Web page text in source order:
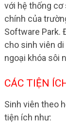
với hệ thống cơ
chính của
Software Park.
cho sinh viên
ngoại khóa sôi
CÁC TIỆN
Sinh viên theo
tiện ích như: